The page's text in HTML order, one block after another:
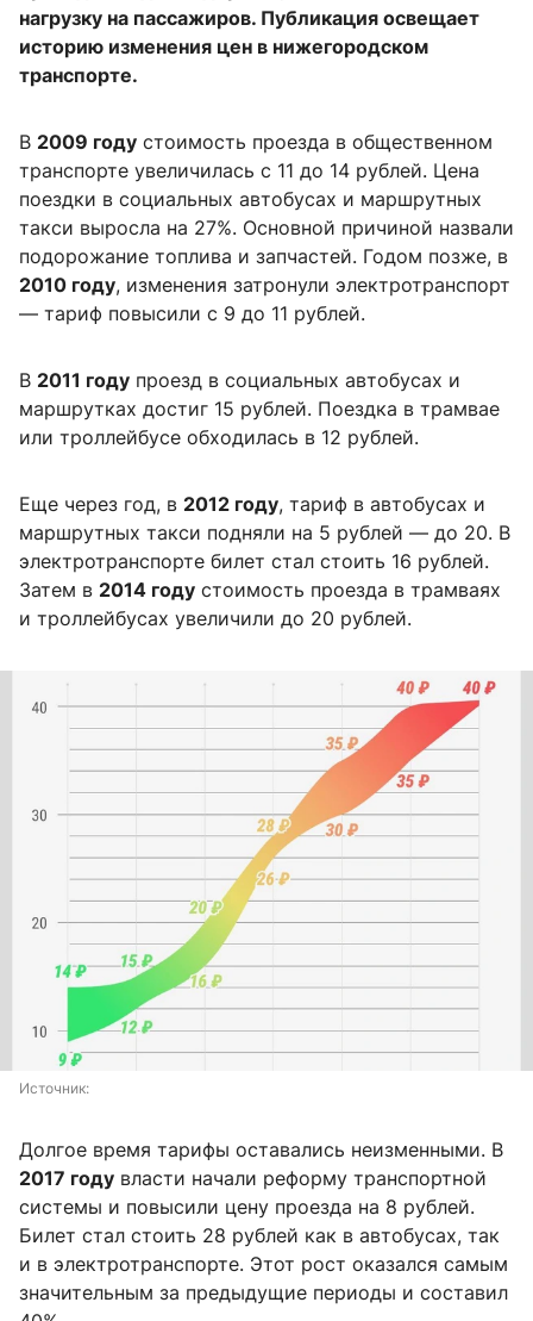
нагрузку на пассажиров. Публикация освещает
историю изменения цен в нижегородском
транспорте.
В 2009 году стоимость проезда в общественном
транспорте увеличилась с 11 до 14 рублей. Цена
поездки в социальных автобусах и маршрутных
такси выросла на 27%. Основной причиной назвали
подорожание топлива и запчастей. Годом позже, в
2010 году, изменения затронули электротранспорт
— тариф повысили с 9 до 11 рублей.
В 2011 году проезд в социальных автобусах и
маршрутках достиг 15 рублей. Поездка в трамвае
или троллейбусе обходилась в 12 рублей.
Еще через год, в 2012 году, тариф в автобусах и
маршрутных такси подняли на 5 рублей — до 20. В
электротранспорте билет стал стоить 16 рублей.
Затем в 2014 году стоимость проезда в трамваях
и троллейбусах увеличили до 20 рублей.
Источник:
Долгое время тарифы оставались неизменными. В
2017 году власти начали реформу транспортной
системы и повысили цену проезда на 8 рублей.
Билет стал стоить 28 рублей как в автобусах, так
и в электротранспорте. Этот рост оказался самым
значительным за предыдущие периоды и составил